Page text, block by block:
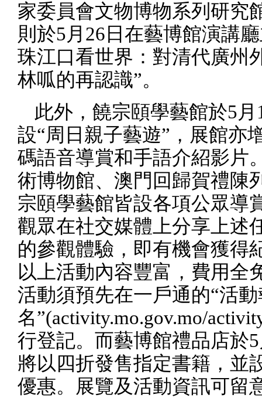
家委員會文物博物系列研究
則於5月 26 日在藝博館演講
珠江口看世界：對清代廣州
林呱的再認識”。
此外，饒宗頤學藝館於5月
設“周日親子藝遊”，展館亦
碼語音導賞和手語介紹影片
術博物館、澳門回歸賀禮陳
宗頤學藝館皆設各項公眾導
觀眾在社交媒體上分享上述
的參觀體驗，即有機會獲得
以上活動內容豐富，費用全
活動須預先在一戶通的“活
名”(activity.mo.gov.mo/
行登記。而藝博館禮品店於5
將以四折發售指定書籍，並
優惠。展覽及活動資訊可留